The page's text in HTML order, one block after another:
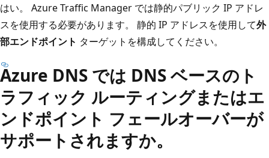
はい。 Azure Traffic Manager では静的パブリック IP アドレ
スを使用する必要があります。 静的 IP アドレスを使用して外
部エンドポイント ターゲットを構成してください。
Azure DNS では DNS ベースのト
ラフィック ルーティングまたはエ
ンドポイント フェールオーバーが
サポートされますか。